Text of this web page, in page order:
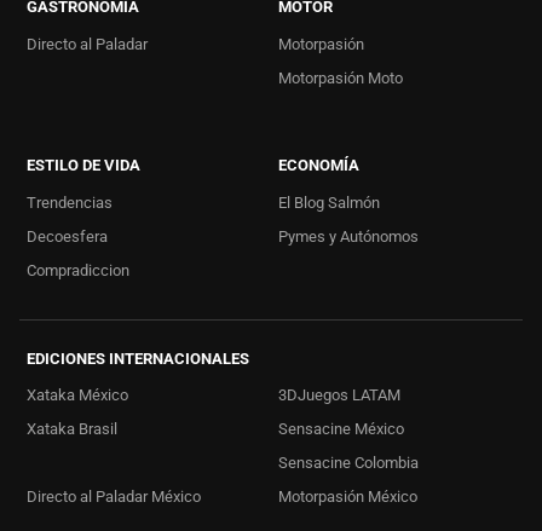
GASTRONOMÍA
Directo al Paladar
MOTOR
Motorpasión
Motorpasión Moto
ESTILO DE VIDA
Trendencias
Decoesfera
Compradiccion
ECONOMÍA
El Blog Salmón
Pymes y Autónomos
EDICIONES INTERNACIONALES
Xataka México
Xataka Brasil
3DJuegos LATAM
Sensacine México
Sensacine Colombia
Directo al Paladar México
Motorpasión México